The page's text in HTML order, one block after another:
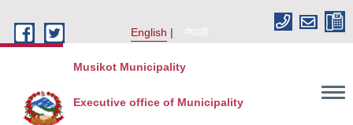
English
नेपाली
Musikot Municipality
Executive office of Municipality